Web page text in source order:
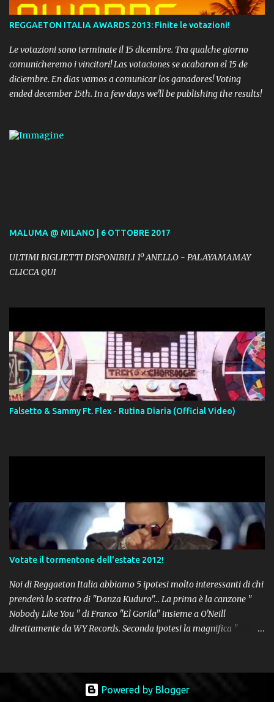
REGGAETON ITALIA AWARDS 2013: Finite le votazioni!
Le votazioni sono terminate il 15 dicembre. Tra qualche giorno
comunicheremo i vincitori! Las votaciones se acabaron el 15 de
diciembre. En dias vamos a comunicar los ganadores! Voting
ended december 15th. In a few days we'll be publishing the results!
MALUMA @ MILANO | 6 OTTOBRE 2017
ULTIMI BIGLIETTI DISPONIBILI 1º ANELLO - PALAYAMAMAY
CLICCA QUI
Falsetto & Sammy Ft. Flex - Rutina Diaria (Official Video)
Votate il tormentone dell'estate 2012!
Noi di Reggaeton Italia abbiamo 5 ipotesi molto interessanti di chi
prenderà lo scettro di "Danza Kuduro"... La prima è la canzone "
Nobody Like You " di Franco "El Gorila" insieme a O'Neill
direttamente da WY Records. Seconda ipotesi la magnifica "
potenziali hits della prossima estate, " Follow The Leader " del trio
tutto portoricano Wisin & Yandel feat. Jennifer Lopez. Non poteva
Powered by Blogger